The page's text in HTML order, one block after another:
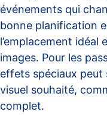
événements qui
bonne planification
l’emplacement
images. Pour les
effets spéciaux peut
visuel souhaité,
complet.